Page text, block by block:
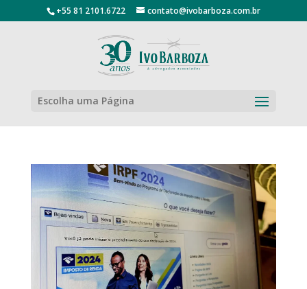
+55 81 2101.6722 contato@ivobarboza.com.br
Escolha uma Página